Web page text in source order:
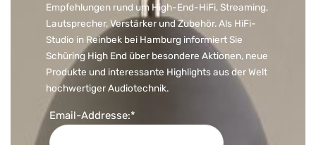
Empfehlungen rund um High-End-HiFi, Streaming,
Lautsprecher, Verstärker und Zubehör. Als HiFi-
Studio in Reinbek bei Hamburg informiert Sie
Schüring High End über besondere Aktionen, neue
Produkte und interessante Highlights aus der Welt
hochwertiger Audiotechnik.
Email-Addresse:*